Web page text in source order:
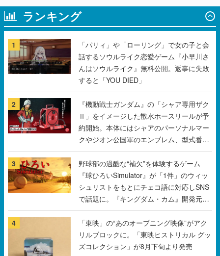
ランキング
1
「パリィ」や「ローリング」で女の子と会
話するソウルライク恋愛ゲーム『小早川さ
んはソウルライク』無料公開。返事に失敗
すると「YOU DIED」
2
『機動戦士ガンダム』の「シャア専用ザク
Ⅱ」をイメージした散水ホースリールが予
約開始。本体にはシャアのパーソナルマー
クやジオン公国軍のエンブレム、型式番号
などを配置
3
野球部の過酷な“補欠”を体験するゲーム
『球ひろいSimulator』が「1件」のウィッ
シュリストをもとにチェコ語に対応しSNS
で話題に。『キングダム・カム』開発元や
チェコのプロ野球選手から称賛の声
4
「東映」の“あのオープニング映像”がアク
リルブロックに。「東映ヒストリカル グッ
ズコレクション」が8月下旬より発売